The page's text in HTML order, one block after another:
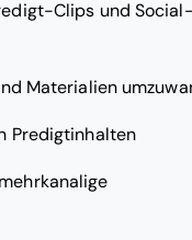
Clips und
Materialien
Predigtinhalten